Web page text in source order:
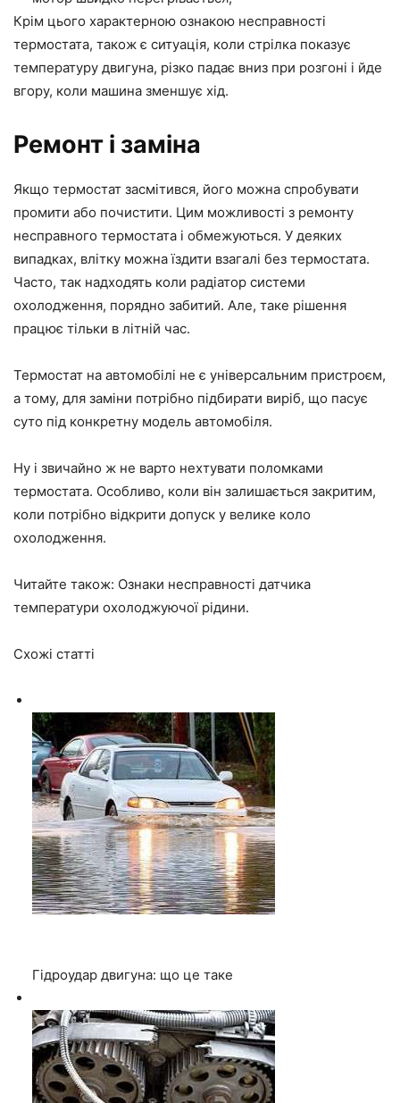
Крім цього характерною ознакою несправності
термостата, також є ситуація, коли стрілка показує
температуру двигуна, різко падає вниз при розгоні і йде
вгору, коли машина зменшує хід.
Ремонт і заміна
Якщо термостат засмітився, його можна спробувати
промити або почистити. Цим можливості з ремонту
несправного термостата і обмежуються. У деяких
випадках, влітку можна їздити взагалі без термостата.
Часто, так надходять коли радіатор системи
охолодження, порядно забитий. Але, таке рішення
працює тільки в літній час.
Термостат на автомобілі не є універсальним пристроєм,
а тому, для заміни потрібно підбирати виріб, що пасує
суто під конкретну модель автомобіля.
Ну і звичайно ж не варто нехтувати поломками
термостата. Особливо, коли він залишається закритим,
коли потрібно відкрити допуск у велике коло
охолодження.
Читайте також: Ознаки несправності датчика
температури охолоджуючої рідини.
Схожі статті
Гідроудар двигуна: що це таке